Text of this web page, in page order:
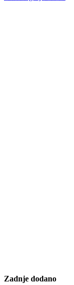
Zadnje dodano